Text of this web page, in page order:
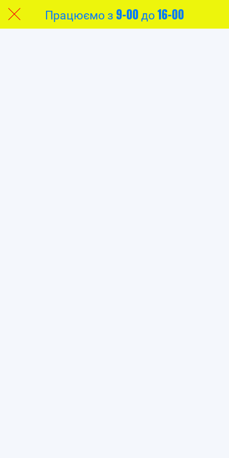
Працюємо з 9-00 до 16-00